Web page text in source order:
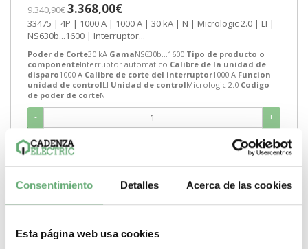
Consentimiento Detalles Acerca de las cookies
Esta página web usa cookies
9.340,90€3.368,00€
33475 | 4P | 1000 A | 1000 A | 30 kA | N | Micrologic 2.0 | LI |
NS630b...1600 | Interruptor...
Poder de Corte30 kA GamaNS630b...1600 Tipo de producto o
componenteInterruptor automático Calibre de la unidad de
disparo1000 A Calibre de corte del interruptor1000 A Funcion
unidad de controlLI Unidad de controlMicrologic 2.0 Codigo
de poder de corteN
- +